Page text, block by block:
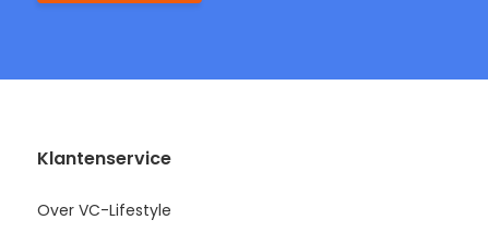
Klantenservice
Over VC-Lifestyle